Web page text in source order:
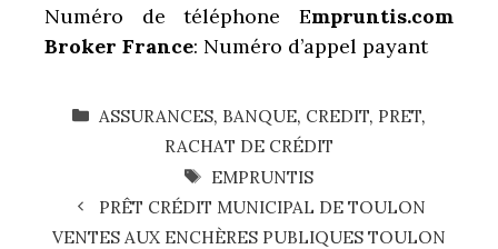
Numéro de téléphone Empruntis.com
Broker France: Numéro d’appel payant
CATÉGORIES
ASSURANCES, BANQUE, CREDIT, PRET,
RACHAT DE CRÉDIT
ÉTIQUETTES
EMPRUNTIS
PRÊT CRÉDIT MUNICIPAL DE TOULON
VENTES AUX ENCHÈRES PUBLIQUES TOULON